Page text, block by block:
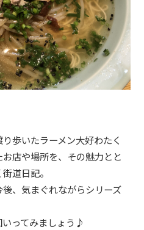
タウン富士南
イズ静岡
道店
ルシェ
パルク袋井
南店
浜松西
ー三島
南
歩いたラーメン大好わたく
店や場所を、その魅力とと
道日記。
、気まぐれながらシリーズ
いってみましょう♪